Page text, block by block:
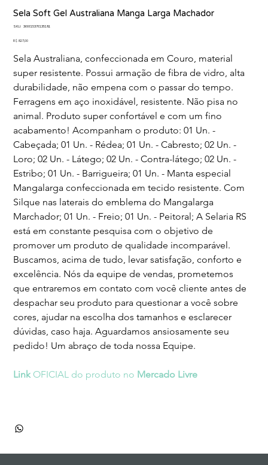
Sela Soft Gel Australiana Manga Larga Machador
SKU: SKU
366615376135191
Preço
R$ 827,00
Sela Australiana, confeccionada em Couro, material
super resistente. Possui armação de fibra de vidro, alta
durabilidade, não empena com o passar do tempo.
Ferragens em aço inoxidável, resistente. Não pisa no
animal. Produto super confortável e com um fino
acabamento! Acompanham o produto: 01 Un. -
Cabeçada; 01 Un. - Rédea; 01 Un. - Cabresto; 02 Un. -
Loro; 02 Un. - Látego; 02 Un. - Contra-látego; 02 Un. -
Estribo; 01 Un. - Barrigueira; 01 Un. - Manta especial
Mangalarga confeccionada em tecido resistente. Com
Silque nas laterais do emblema do Mangalarga
Marchador; 01 Un. - Freio; 01 Un. - Peitoral; A Selaria RS
está em constante pesquisa com o objetivo de
promover um produto de qualidade incomparável.
Buscamos, acima de tudo, levar satisfação, conforto e
excelência. Nós da equipe de vendas, prometemos
que entraremos em contato com você cliente antes de
despachar seu produto para questionar a você sobre
cores, ajudar na escolha dos tamanhos e esclarecer
dúvidas, caso haja. Aguardamos ansiosamente seu
pedido! Um abraço de toda nossa Equipe.
Link OFICIAL do produto no Mercado Livre